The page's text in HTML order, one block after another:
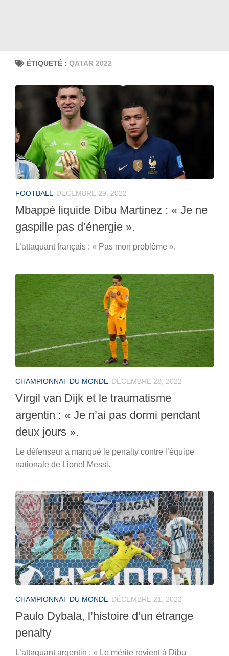
ÉTIQUETÉ : QATAR 2022
FOOTBALL DÉCEMBRE 29, 2022
Mbappé liquide Dibu Martinez : « Je ne
gaspille pas d’énergie ».
L’attaquant français : « Pas mon problème ».
CHAMPIONNAT DU MONDE DÉCEMBRE 28, 2022
Virgil van Dijk et le traumatisme
argentin : « Je n’ai pas dormi pendant
deux jours ».
Le défenseur a manqué le penalty contre l’équipe
nationale de Lionel Messi.
CHAMPIONNAT DU MONDE DÉCEMBRE 21, 2022
Paulo Dybala, l’histoire d’un étrange
penalty
L’attaquant argentin : « Le mérite revient à Dibu